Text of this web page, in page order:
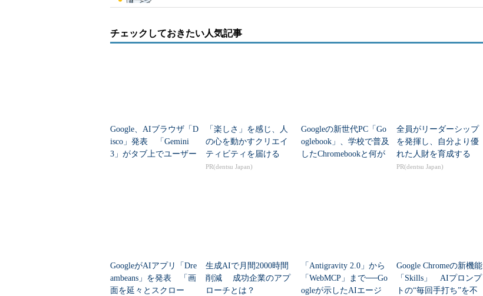
チェックしておきたい人気記事
Google、AIブラウザ「D
isco」発表 「Gemini
3」がタブ上でユーザー
「楽しさ」を感じ、人
の心を動かすクリエイ
ティビティを届ける
PR(dentsu Japan)
Googleの新世代PC「Go
oglebook」、学校で普及
したChromebookと何が
全員がリーダーシップ
を発揮し、自分より優
れた人財を育成する
PR(dentsu Japan)
GoogleがAIアプリ「Dre
ambeans」を発表 「画
面を延々とスクロー
生成AIで月間2000時間
削減 成功企業のアプ
ローチとは？
「Antigravity 2.0」から
「WebMCP」まで──Go
ogleが示したAIエージ
Google Chromeの新機能
「Skills」 AIプロンプ
トの“毎回手打ち”を不